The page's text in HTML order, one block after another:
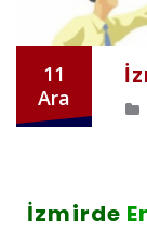
11
Ara
İzmirde